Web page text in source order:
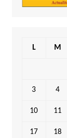
L M
3 4
10 11
17 18